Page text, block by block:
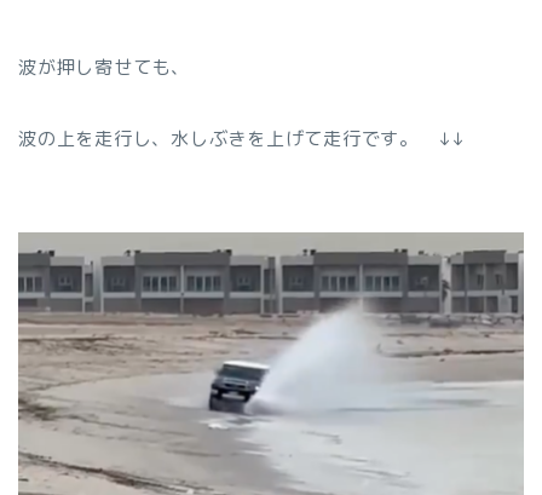
波が押し寄せても、
波の上を走行し、水しぶきを上げて走行です。 ↓↓